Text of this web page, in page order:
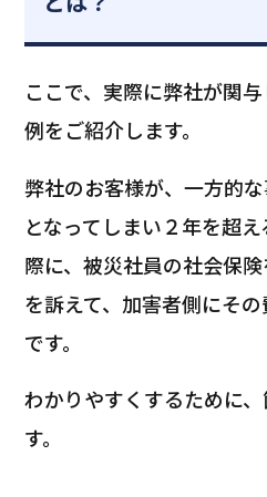
ここで、実際に弊社が関
例をご紹介します。
弊社のお客様が、一方的
となってしまい２年を超
際に、被災社員の社会保
を訴えて、加害者側にそ
です。
わかりやすくするために
す。